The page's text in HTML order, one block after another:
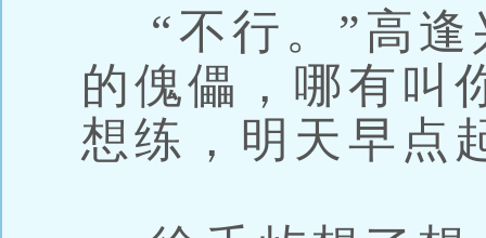
“不行。”高逢
的傀儡，哪有叫
想练，明天早点